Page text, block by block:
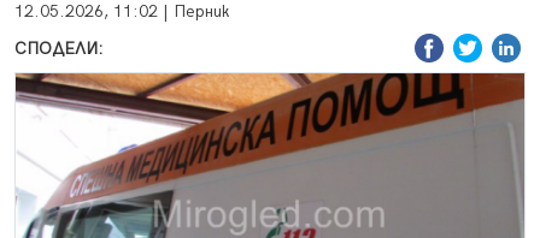
12.05.2026, 11:02 | Перник
СПОДЕЛИ: